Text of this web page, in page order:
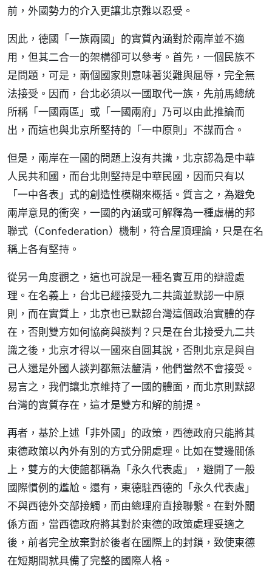
前，外國勢力的介入更讓北京難以忍受。
因此，德國「一族兩國」的實質內涵對於兩岸並不適
用，但其二合一的架構卻可以參考。首先，一個民族不
是問題，可是，兩個國家則意味著災難與屈辱，完全無
法接受。因而，台北必須以一國取代一族，先前馬總統
所稱「一國兩區」或「一國兩府」乃可以由此推論而
出，而這也與北京所堅持的「一中原則」不謀而合。
但是，兩岸在一國的問題上沒有共識，北京認為是中華
人民共和國，而台北則堅持是中華民國，因而只有以
「一中各表」式的創造性模糊來概括。質言之，為避免
兩岸意見的衝突，一國的內涵或可解釋為一種虛構的邦
聯式（Confederation）機制，符合屋頂理論，只是在名
稱上各有堅持。
從另一角度觀之，這也可說是一種名實互用的辯證處
理。在名義上，台北已經接受九二共識並默認一中原
則，而在實質上，北京也已默認台灣這個政治實體的存
在，否則雙方如何協商與談判？只是在台北接受九二共
識之後，北京才得以一國來自圓其說，否則北京是與自
己人還是外國人談判都無法釐清，他們當然不會接受。
易言之，我們讓北京維持了一國的體面，而北京則默認
台灣的實質存在，這才是雙方和解的前提。
再者，基於上述「非外國」的政策，西德政府只能將其
東德政策以內外有別的方式分開處理。比如在雙邊關係
上，雙方的大使館都稱為「永久代表處」，避開了一般
國際慣例的尷尬。還有，東德駐西德的「永久代表處」
不與西德外交部接觸，而由總理府直接聯繫。在對外關
係方面，當西德政府將其對於東德的政策處理妥適之
後，前者完全放棄對於後者在國際上的封鎖，致使東德
在短期間就具備了完整的國際人格。